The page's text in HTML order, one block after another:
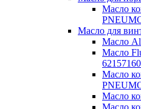
Масло
Масло для
Масло
Масло
Масло
Масло
Масло